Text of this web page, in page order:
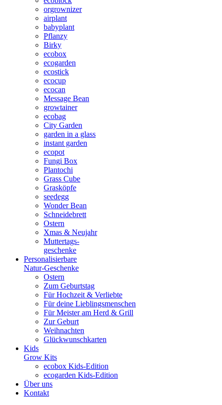
orgrownizer
airplant
babyplant
Pflanzy
Birky
ecobox
ecogarden
ecostick
ecocup
ecocan
Message Bean
growtainer
ecobag
City Garden
garden in a glass
instant garden
ecopot
Fungi Box
Plantochi
Grass Cube
Grasköpfe
seedegg
Wonder Bean
Schneidebrett
Ostern
Xmas & Neujahr
Muttertags-
geschenke
Personalisierbare
Natur-Geschenke
Ostern
Zum Geburtstag
Für Hochzeit & Verliebte
Für deine Lieblingsmenschen
Für Meister am Herd & Grill
Zur Geburt
Weihnachten
Glückwunschkarten
Kids
Grow Kits
ecobox Kids-Edition
ecogarden Kids-Edition
Über uns
Kontakt